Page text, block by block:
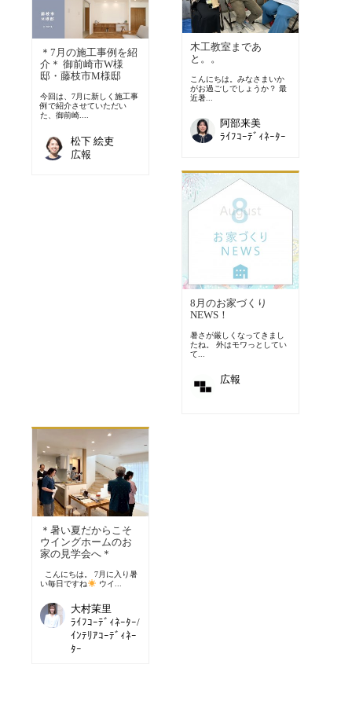
＊7月の施工事例を紹
介＊ 御前崎市W様
邸・藤枝市M様邸
今回は、7月に新しく施工事
例で紹介させていただい
た、御前崎....
松下 絵吏
広報
木工教室まであ
と。。
こんにちは。みなさまいか
がお過ごしでしょうか？ 最
近暑...
阿部来美
ﾗｲﾌｺｰﾃﾞｨﾈｰﾀｰ
8月のお家づくり
NEWS！
暑さが厳しくなってきまし
たね。 外はモワっとしてい
て...
広報
＊暑い夏だからこそ
ウイングホームのお
家の見学会へ＊
こんにちは。 7月に入り暑
い毎日ですね
ウイ...
大村茉里
ﾗｲﾌｺｰﾃﾞｨﾈｰﾀｰ/
ｲﾝﾃﾘｱｺｰﾃﾞｨﾈｰ
ﾀｰ